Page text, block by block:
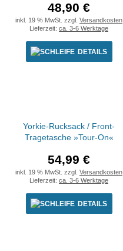
48,90 €
inkl. 19 % MwSt. zzgl. Versandkosten
Lieferzeit: ca. 3-6 Werktage
DETAILS
Yorkie-Rucksack / Front-
Tragetasche »Tour-On«
54,99 €
inkl. 19 % MwSt. zzgl. Versandkosten
Lieferzeit: ca. 3-6 Werktage
DETAILS